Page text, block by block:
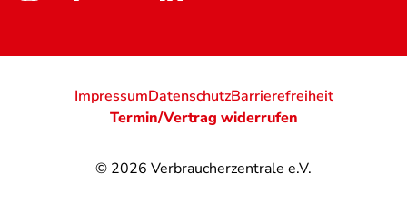
© 2026 Verbraucherzentrale e.V.
ImpressumDatenschutzBarrierefreiheit
Termin/Vertrag widerrufen